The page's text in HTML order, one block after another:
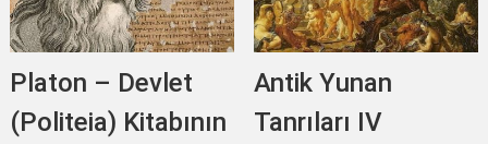
Platon – Devlet
(Politeia) Kitabının
Antik Yunan
Tanrıları IV